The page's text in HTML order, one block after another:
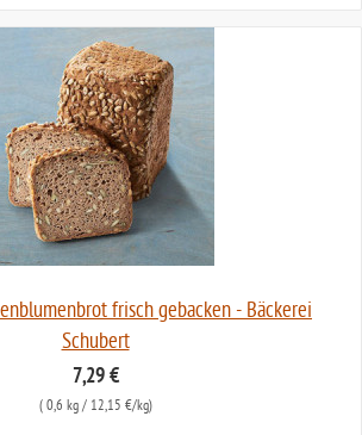
frisch gebacken - Bäckerei
Schubert
7,29 €
( 0,6 kg/ 12,15 €/kg)